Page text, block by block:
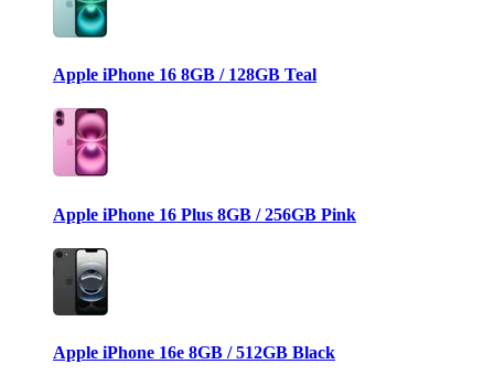
Apple iPhone 16 8GB / 128GB Teal
Apple iPhone 16 Plus 8GB / 256GB Pink
Apple iPhone 16e 8GB / 512GB Black